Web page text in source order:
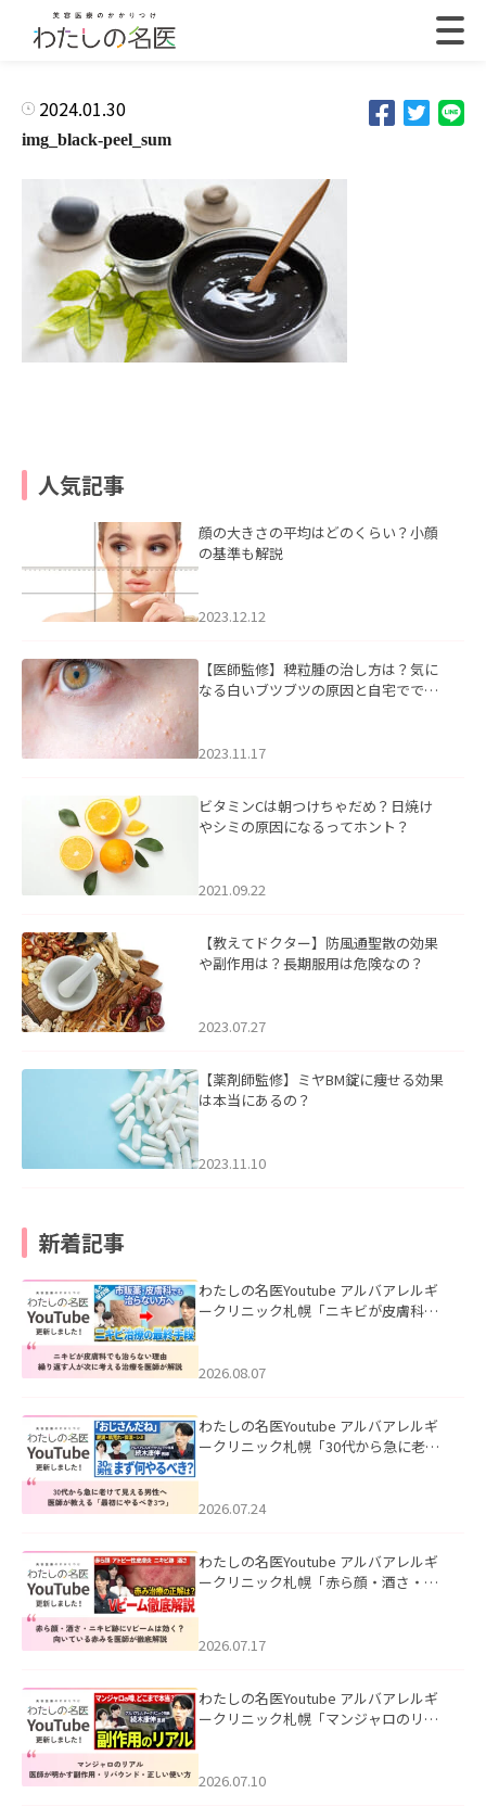
2024.01.30
img_black-peel_sum
人気記事
顔の大きさの平均はどのくらい？小顔
の基準も解説
2023.12.12
【医師監修】稗粒腫の治し方は？気に
なる白いブツブツの原因と自宅ででき
2023.11.17
ビタミンCは朝つけちゃだめ？日焼け
やシミの原因になるってホント？
2021.09.22
【教えてドクター】防風通聖散の効果
や副作用は？長期服用は危険なの？
2023.07.27
【薬剤師監修】ミヤBM錠に痩せる効果
は本当にあるの？
2023.11.10
新着記事
わたしの名医Youtube アルバアレルギ
ークリニック札幌「ニキビが皮膚科で
ました。
2026.08.07
わたしの名医Youtube アルバアレルギ
ークリニック札幌「30代から急に老け
た。
2026.07.24
わたしの名医Youtube アルバアレルギ
ークリニック札幌「赤ら顔・酒さ・ニ
した。
2026.07.17
わたしの名医Youtube アルバアレルギ
ークリニック札幌「マンジャロのリア
た。
2026.07.10